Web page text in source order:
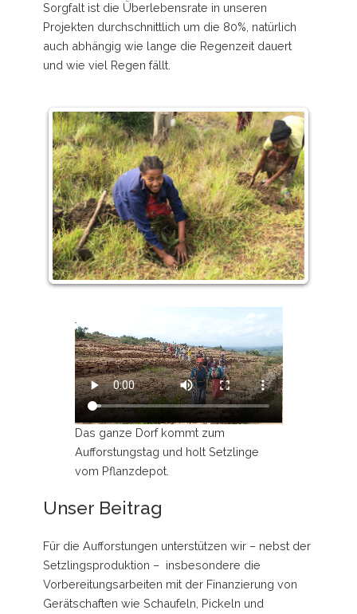
Sorgfalt ist die Überlebensrate in unseren
Projekten durchschnittlich um die 80%, natürlich
auch abhängig wie lange die Regenzeit dauert
und wie viel Regen fällt.
Das ganze Dorf kommt zum
Aufforstungstag und holt Setzlinge
vom Pflanzdepot.
Unser Beitrag
Für die Aufforstungen unterstützen wir – nebst der
Setzlingsproduktion – insbesondere die
Vorbereitungsarbeiten mit der Finanzierung von
Gerätschaften wie Schaufeln, Pickeln und